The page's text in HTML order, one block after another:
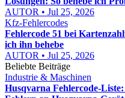
AUTOR • Jul 25, 2026
Kfz-Fehlercodes
Fehlercode 51 bei
ich ihn behebe
AUTOR • Jul 25, 2026
Beliebte Beiträge
Industrie & Maschinen
Husqvarna Fehlercode-